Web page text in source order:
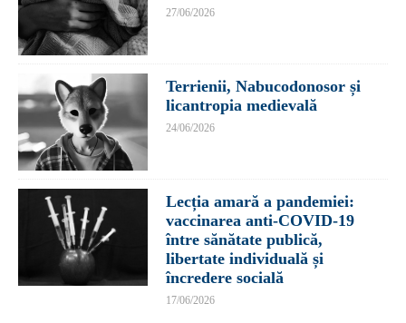
27/06/2026
Terrienii, Nabucodonosor și
licantropia medievală
24/06/2026
Lecția amară a pandemiei:
vaccinarea anti-COVID-19
între sănătate publică,
libertate individuală și
încredere socială
17/06/2026